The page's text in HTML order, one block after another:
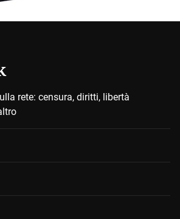
rete: censura, diritti, libertà